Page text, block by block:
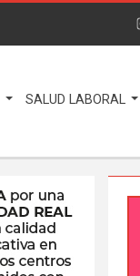
SALUD LABORAL